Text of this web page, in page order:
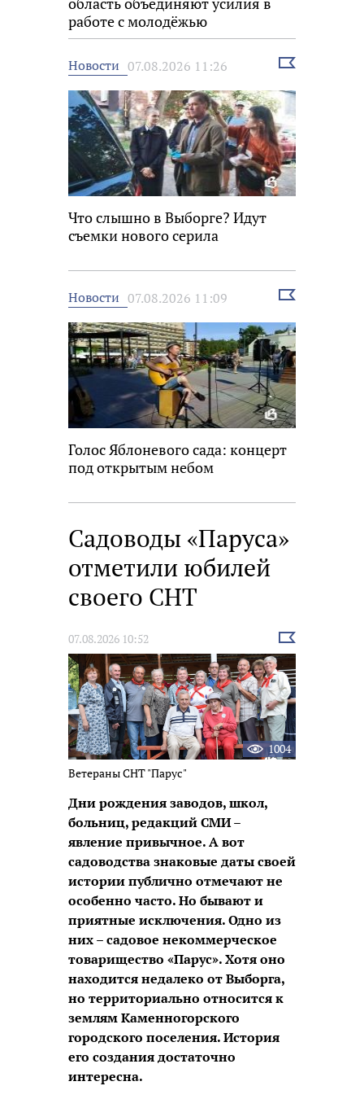
работе с молодёжью
Новости 07.08.2026 11:26
Выбрать
Что слышно в Выборге? Идут
съемки нового серила
Новости 07.08.2026 11:09
Выбрать
Голос Яблоневого сада: концерт
под открытым небом
Садоводы «Паруса»
отметили юбилей
своего СНТ
07.08.2026 10:52
Выбрать
новость
1004
Ветераны СНТ "Парус"
Дни рождения заводов, школ,
больниц, редакций СМИ –
явление привычное. А вот
садоводства знаковые даты своей
истории публично отмечают не
особенно часто. Но бывают и
приятные исключения. Одно из
них – садовое некоммерческое
товарищество «Парус». Хотя оно
находится недалеко от Выборга,
но территориально относится к
землям Каменногорского
городского поселения. История
его создания достаточно
интересна.